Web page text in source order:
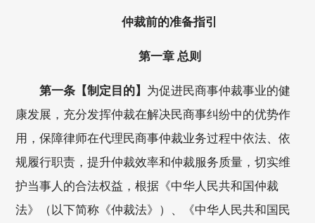
仲裁前的准备指引
第一章 总则
第一条【制定目的】 为促进民商事仲裁事业的健
康发展，充分发挥仲裁在解决民商事纠纷中的优势作
用，保障律师在代理民商事仲裁业务过程中依法、依
规履行职责，提升仲裁效率和仲裁服务质量，切实维
护当事人的合法权益，根据《中华人民共和国仲裁
法》（以下简称《仲裁法》）、《中华人民共和国民